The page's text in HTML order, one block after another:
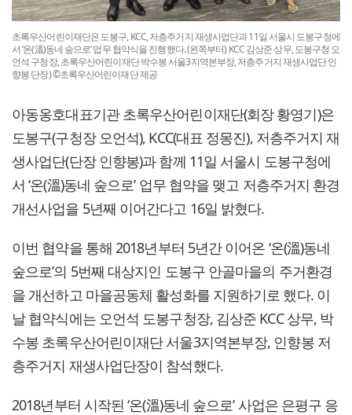
초록우산어린이재단은 도봉구, KCC, 저층주거지 재생사업단과 11일 서울시 도봉구청에
서 ‘온(溫)동네 숲으로’ 업무 협약식을 진행했다. (왼쪽부터) KCC 김상준 상무, 도봉구청 오
언석 구청장, 초록우산어린이재단 박수봉 서울3지역본부장, 저층주거지 재생사업단 인
향봉 단장) ©초록우산어린이재단 제공
아동옹호대표기관 초록우산어린이재단(회장 황영기)은
도봉구(구청장 오언석), KCC(대표 정몽진), 저층주거지 재
생사업단(단장 인향봉)과 함께 11일 서울시 도봉구청에
서 ‘온(溫)동네 숲으로’ 업무 협약을 맺고 저층주거지 환경
개선사업을 5년째 이어간다고 16일 밝혔다.
이번 협약을 통해 2018년부터 5년간 이어온 ‘온(溫)동네
숲으로’의 5번째 대상지인 도봉구 안골마을의 주거환경
을 개선하고 마을공동체 활성화를 지원하기로 했다. 이
날 협약식에는 오언석 도봉구청장, 김상준 KCC 상무, 박
수봉 초록우산어린이재단 서울3지역본부장, 인향봉 저
층주거지 재생사업단장이 참석했다.
2018년부터 시작된 ‘온(溫)동네 숲으로’ 사업은 은평구 응